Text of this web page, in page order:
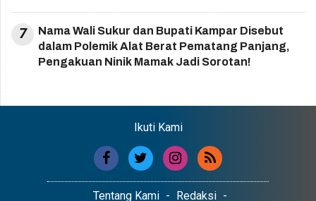
7
Nama Wali Sukur dan Bupati Kampar Disebut
dalam Polemik Alat Berat Pematang Panjang,
Pengakuan Ninik Mamak Jadi Sorotan!
Ikuti Kami
Tentang Kami Redaksi